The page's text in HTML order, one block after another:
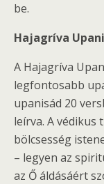
be.
Hajagríva
A Hajagríva
legfontosabb
upanisád 20
leírva. A védikus
bölcsesség
– legyen az
az Ő áldásáért